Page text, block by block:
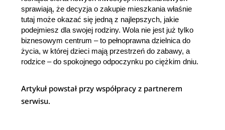
sprawiają, że decyzja o zakupie mieszkania właśnie
tutaj może okazać się jedną z najlepszych, jakie
podejmiesz dla swojej rodziny. Wola nie jest już tylko
biznesowym centrum – to pełnoprawna dzielnica do
życia, w której dzieci mają przestrzeń do zabawy, a
rodzice – do spokojnego odpoczynku po ciężkim dniu.
Artykuł powstał przy współpracy z partnerem
serwisu.